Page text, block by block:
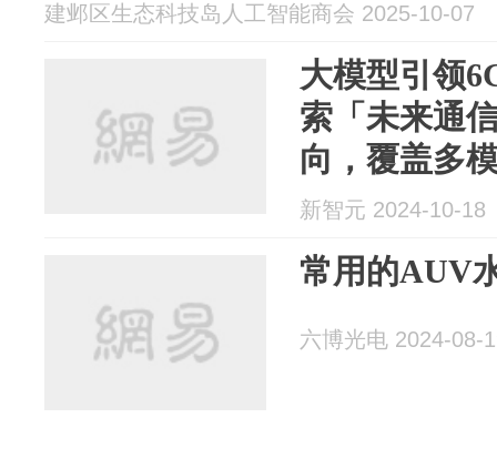
建邺区生态科技岛人工智能商会 2025-10-07
大模型引领
索「未来通
向，覆盖多
新智元 2024-10-18
常用的AUV
六博光电 2024-08-